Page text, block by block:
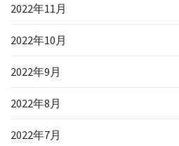
2022年11月
2022年10月
2022年9月
2022年8月
2022年7月